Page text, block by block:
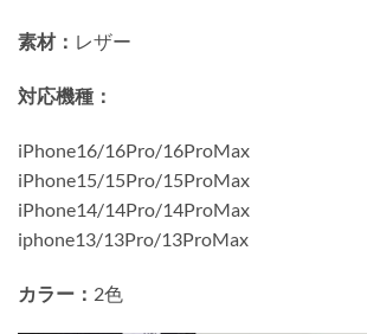
素材： レザー
対応機種：
iPhone16/16Pro/16ProMax
iPhone15/15Pro/15ProMax
iPhone14/14Pro/14ProMax
iphone13/13Pro/13ProMax
カラー： 2色